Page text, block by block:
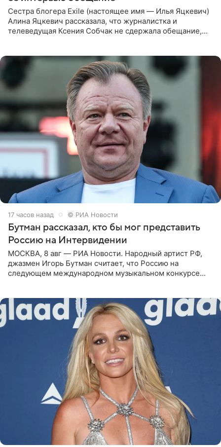
Сестра блогера Exile (настоящее имя — Илья Яцкевич)
Алина Яцкевич рассказала, что журналистка и
телеведущая Ксения Собчак не сдержала обещание,
17 часов назад © РИА Новости
Бутман рассказал, кто бы мог представить
Россию на Интервидении
МОСКВА, 8 авг — РИА Новости. Народный артист РФ,
джазмен Игорь Бутман считает, что Россию на
следующем международном музыкальном конкурсе